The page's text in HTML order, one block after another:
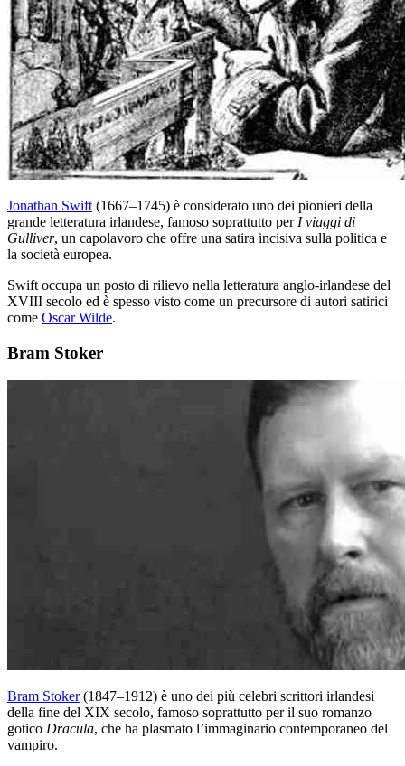
Jonathan Swift(1667–1745) è considerato uno dei pionieri della
grande letteratura irlandese, famoso soprattutto perI viaggi di
Gulliver, un capolavoro che offre una satira incisiva sulla politica e
la società europea.
Swift occupa un posto di rilievo nella letteratura anglo-irlandese del
XVIII secolo ed è spesso visto come un precursore di autori satirici
come Oscar Wilde.
Bram Stoker
Bram Stoker(1847–1912) è uno dei più celebri scrittori irlandesi
della fine del XIX secolo, famoso soprattutto per il suo romanzo
gotico Dracula, che ha plasmato l’immaginario contemporaneo del
vampiro.